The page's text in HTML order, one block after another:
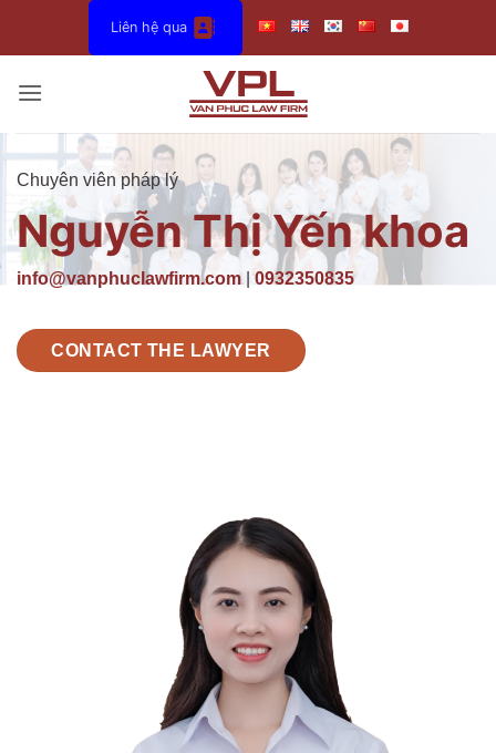
dung
Liên hệ qua
Chuyên viên pháp lý
Nguyễn Thị Yến khoa
info@vanphuclawfirm.com |0932350835
CONTACT THE LAWYER